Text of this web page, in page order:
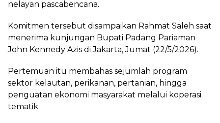
nelayan pascabencana.
Komitmen tersebut disampaikan Rahmat Saleh saat
menerima kunjungan Bupati Padang Pariaman
John Kennedy Azis di Jakarta, Jumat (22/5/2026).
Pertemuan itu membahas sejumlah program
sektor kelautan, perikanan, pertanian, hingga
penguatan ekonomi masyarakat melalui koperasi
tematik.